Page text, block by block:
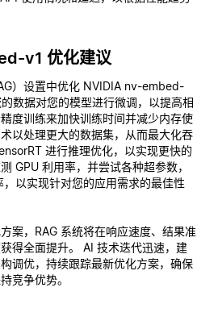
v1 优化建议
）设置中优化 NVIDIA nv-embed-
数据对您的模型进行微调，以提高相
度训练来加快训练时间并减少内存使
以处理更大的数据集，从而最大化吞
进行推理优化，以实现更快的
GPU 利用率，并尝试各种超参数，
以实现针对您的应用需求的最佳性
案，RAG 系统将在响应速度、结果准
得全面提升。 AI 技术迭代迅速，建
调优，持续跟踪最新优化方案，确保
竞争优势。